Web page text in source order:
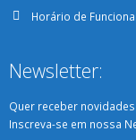
Horário de
Newsletter:
Quer receber
Inscreva-se em nossa